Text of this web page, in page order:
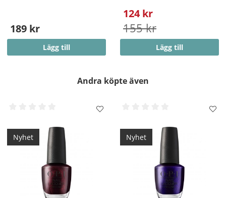
189 kr
Lägg till
124 kr
155 kr
Lägg till
Andra köpte även
Nyhet Nyhet